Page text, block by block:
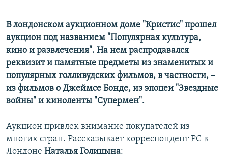
Все сайты РСЕ/РС
В лондонском аукционном доме "Кристис" прошел
аукцион под названием "Популярная культура,
кино и развлечения". На нем распродавался
реквизит и памятные предметы из знаменитых и
популярных голливудских фильмов, в частности, –
из фильмов о Джеймсе Бонде, из эпопеи "Звездные
войны" и киноленты "Супермен".
Аукцион привлек внимание покупателей из
многих стран. Рассказывает корреспондент РС в
Лондоне Наталья Голицына: